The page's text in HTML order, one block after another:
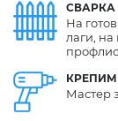
СВАРКА
КРЕПИМ
На
лаги, на
Мастер